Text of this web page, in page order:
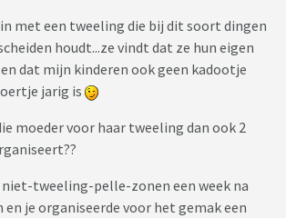
met een tweeling die bij dit soort dingen
houdt...ze vindt dat ze hun eigen
dat mijn kinderen ook geen kadootje
jarig is
moeder voor haar tweeling dan ook 2
niet-tweeling-pelle-zonen een week na
je organiseerde voor het gemak een